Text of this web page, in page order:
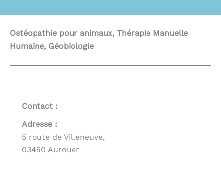
Ostéopathie pour animaux, Thérapie Manuelle
Humaine, Géobiologie
Contact :
Adresse :
5 route de Villeneuve,
03460 Aurouer